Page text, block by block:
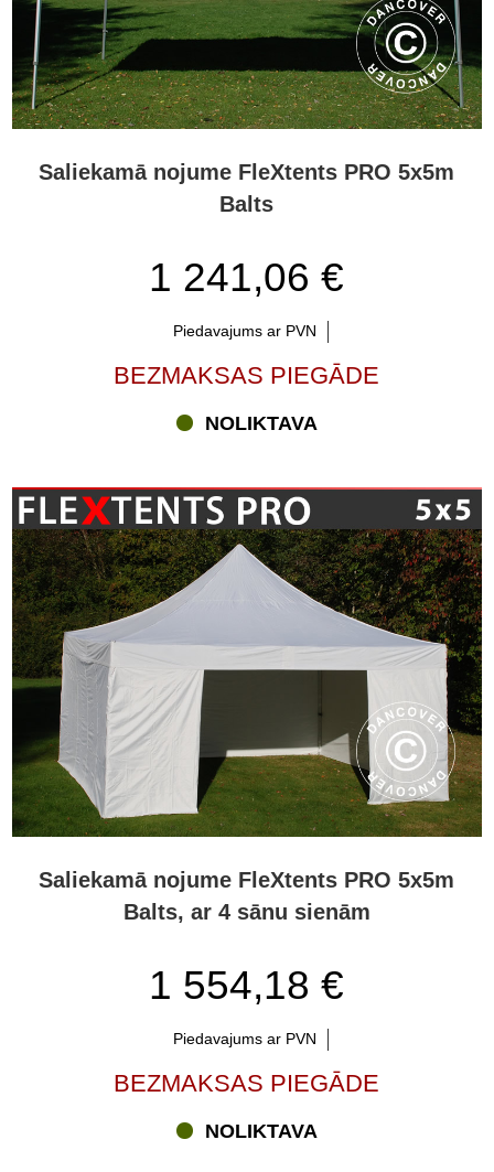
Saliekamā nojume FleXtents PRO 5x5m
Balts
1 241,06 €
Piedavajums ar PVN
BEZMAKSAS PIEGĀDE
NOLIKTAVA
Saliekamā nojume FleXtents PRO 5x5m
Balts, ar 4 sānu sienām
1 554,18 €
Piedavajums ar PVN
BEZMAKSAS PIEGĀDE
NOLIKTAVA